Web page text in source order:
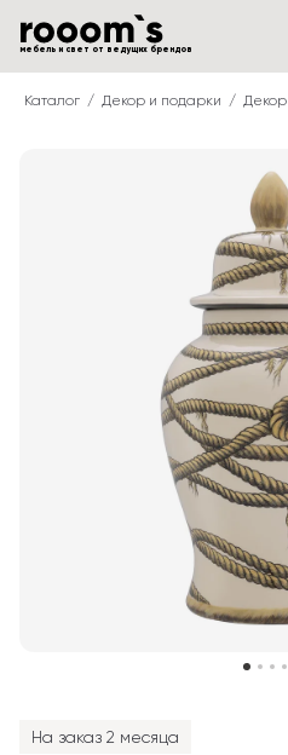
мебель и свет от ведущих брендов
Каталог Декор и подарки Декор
На заказ 2 месяца